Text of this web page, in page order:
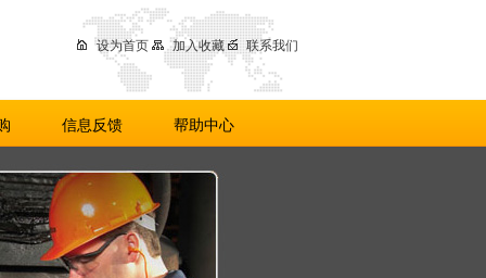
设为首页 加入收藏 联系我们
信息反馈 帮助中心